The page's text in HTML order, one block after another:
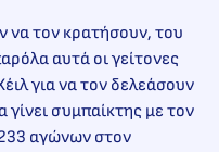
να τον κρατήσουν, του
αυτά οι γείτονες
για να τον δελεάσουν
συμπαίκτης με τον
αγώνων στον